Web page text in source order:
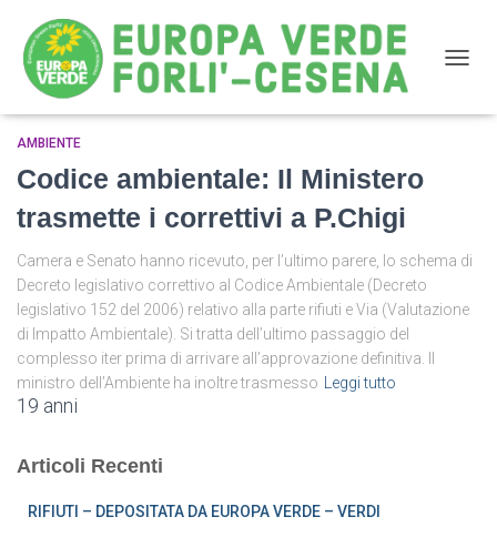
AMBIENTE
Codice ambientale: Il Ministero
trasmette i correttivi a P.Chigi
Camera e Senato hanno ricevuto, per l’ultimo parere, lo schema di
Decreto legislativo correttivo al Codice Ambientale (Decreto
legislativo 152 del 2006) relativo alla parte rifiuti e Via (Valutazione
di Impatto Ambientale). Si tratta dell’ultimo passaggio del
complesso iter prima di arrivare all’approvazione definitiva. Il
ministro dell’Ambiente ha inoltre trasmesso
Leggi tutto
19 anni
Articoli Recenti
RIFIUTI – DEPOSITATA DA EUROPA VERDE – VERDI